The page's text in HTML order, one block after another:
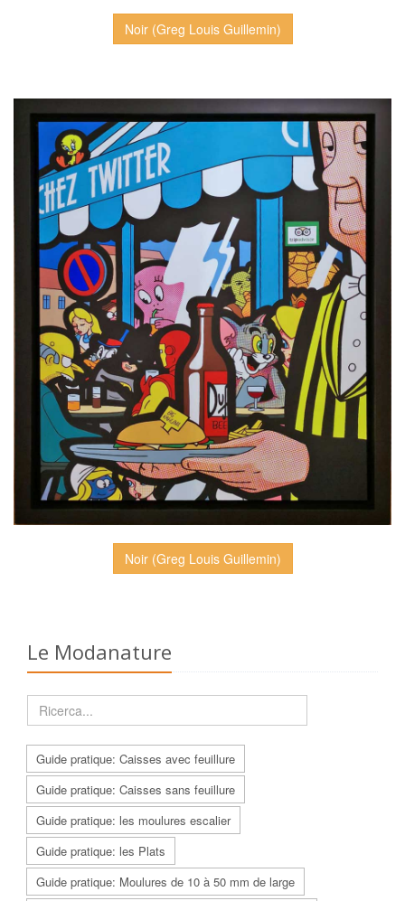
Noir (Greg Louis Guillemin)
Noir (Greg Louis Guillemin)
Le Modanature
Guide pratique: Caisses avec feuillure
Guide pratique: Caisses sans feuillure
Guide pratique: les moulures escalier
Guide pratique: les Plats
Guide pratique: Moulures de 10 à 50 mm de large